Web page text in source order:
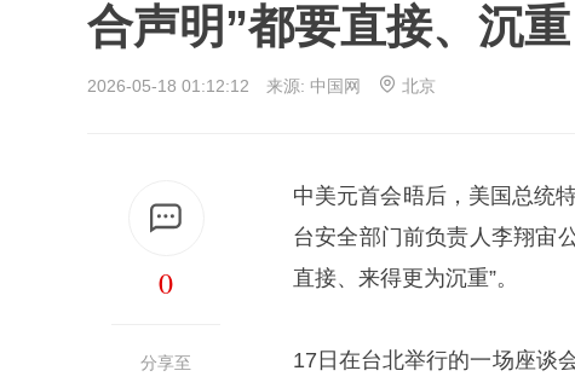
合声明”都要直接、沉重
2026-05-18 01:12:12 来源: 中国网 北京
0
分享至
中美元首会晤后，美国总统
台安全部门前负责人李翔宙
直接、来得更为沉重”。
17日在台北举行的一场座谈